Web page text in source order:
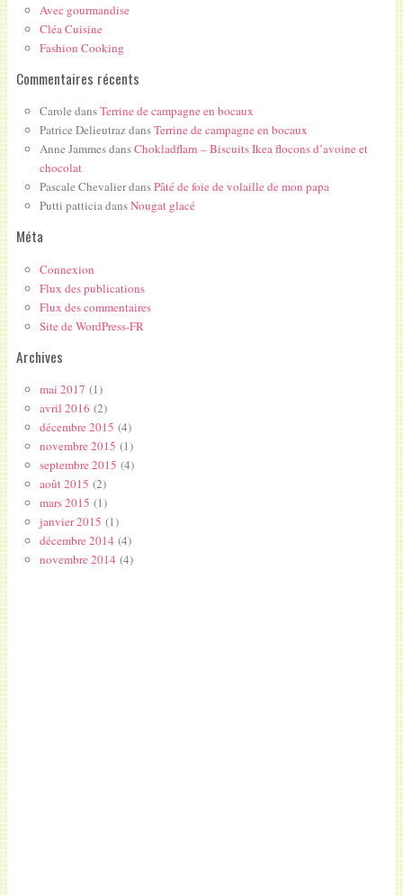
Avec gourmandise
Cléa Cuisine
Fashion Cooking
Commentaires récents
Carole dansTerrine de campagne en bocaux
Patrice DelieutrazdansTerrine de campagne en bocaux
Anne JammesdansChokladflarn – Biscuits Ikea flocons d’avoine et
chocolat
Pascale ChevalierdansPâté de foie de volaille de mon papa
Putti patticiadansNougat glacé
Méta
Connexion
Flux des publications
Flux des commentaires
Site de WordPress-FR
Archives
mai 2017 (1)
avril 2016 (2)
décembre 2015 (4)
novembre 2015 (1)
septembre 2015 (4)
août 2015 (2)
mars 2015 (1)
janvier 2015 (1)
décembre 2014(4)
novembre 2014(4)